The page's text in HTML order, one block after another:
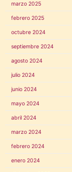
marzo 2025
febrero 2025
octubre 2024
septiembre 2024
agosto 2024
julio 2024
junio 2024
mayo 2024
abril 2024
marzo 2024
febrero 2024
enero 2024